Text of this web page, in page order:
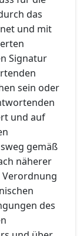
das
und mit
Signatur
sein oder
und auf
gemäß
näherer
Verordnung
des